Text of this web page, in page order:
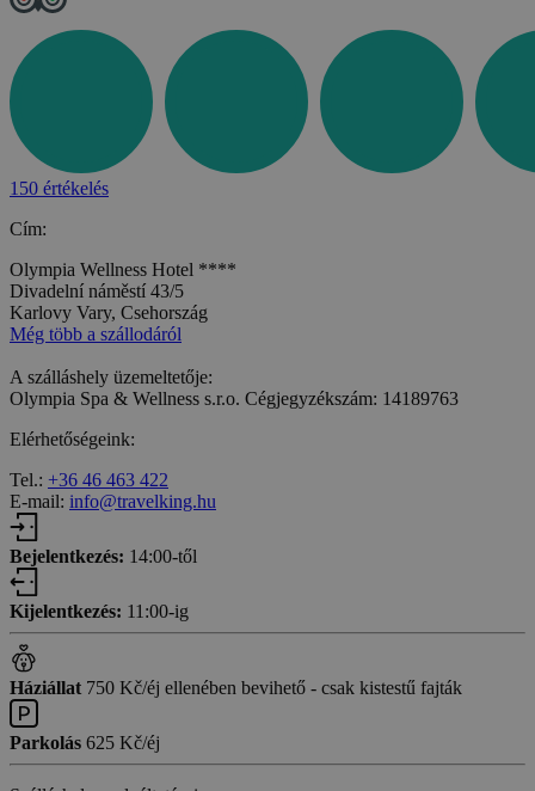
150 értékelés
Cím:
Olympia Wellness Hotel ****
Divadelní náměstí 43/5
Karlovy Vary, Csehország
Még több a szállodáról
A szálláshely üzemeltetője:
Olympia Spa & Wellness s.r.o. Cégjegyzékszám: 14189763
Elérhetőségeink:
Tel.: +36 46 463 422
E-mail: info@travelking.hu
Bejelentkezés: 14:00-től
Kijelentkezés: 11:00-ig
Háziállat 750 Kč/éj ellenében bevihető - csak kistestű fajták
Parkolás 625 Kč/éj